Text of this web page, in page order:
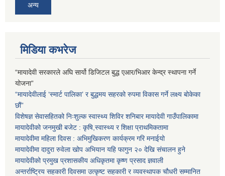
अन्य
मिडिया कभरेज
“मायादेवी सरकारले अघि सार्यो डिजिटल बुद्ध एआर/भिआर केन्द्र स्थापना गर्ने
योजना”
“मायादेवीलाई ‘स्मार्ट पालिका’ र बुद्धमय सहरको रुपमा विकास गर्ने लक्ष्य बोकेका
छौं”
विशेषज्ञ सेवासहितको निःशुल्क स्वास्थ्य शिविर शनिबार मायादेवी गाउँपालिकामा
मायादेवीको जनमुखी बजेट : कृषि,स्वास्थ्य र शिक्षा प्राथमिकतामा
मायादेवीमा महिला दिवस : अभिमुखिकरण कार्यक्रम गरि मनाईयो
मायादेवीमा दादुरा रुवेला खोप अभियान यहि फागुन २० देखि संचालन हुने
मायादेवीको प्रमुख प्रशासकीय अधिकृतमा कृष्ण प्रसाद ज्ञवाली
अन्तर्राष्ट्रिय सहकारी दिवसमा उत्कृष्ट सहकारी र व्यवस्थापक चौधरी सम्मानित